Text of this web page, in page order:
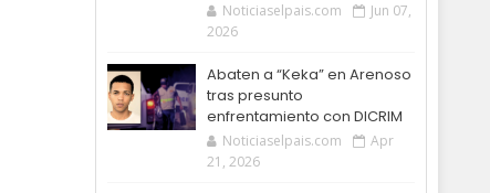
Noticiaselpais.com
Jun 07,
2026
Abaten a “Keka” en Arenoso
tras presunto
enfrentamiento con DICRIM
Noticiaselpais.com
Apr
21, 2026